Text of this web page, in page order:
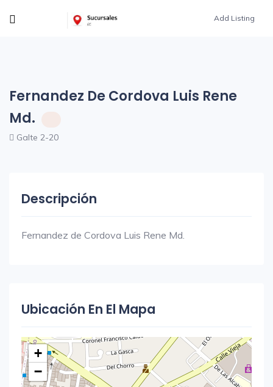
Add Listing
Fernandez De Cordova Luis Rene
Md.
Galte 2-20
Descripción
Fernandez de Cordova Luis Rene Md.
Ubicación En El Mapa
+
−